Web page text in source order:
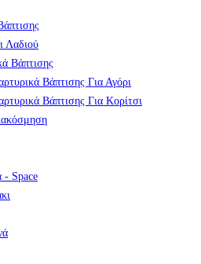
Λαδιού
Βάπτισης
Βάπτισης Για Αγόρι
Βάπτισης Για Κορίτσι
- Space